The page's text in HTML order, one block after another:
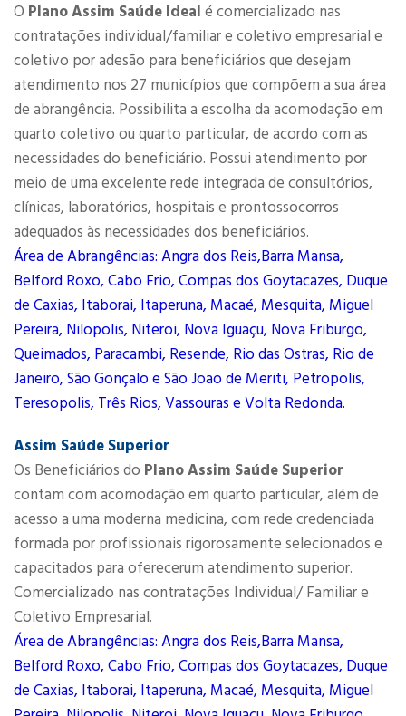
O Plano Assim Saúde Ideal é comercializado nas
contratações individual/familiar e coletivo empresarial e
coletivo por adesão para beneficiários que desejam
atendimento nos 27 municípios que compõem a sua área
de abrangência. Possibilita a escolha da acomodação em
quarto coletivo ou quarto particular, de acordo com as
necessidades do beneficiário. Possui atendimento por
meio de uma excelente rede integrada de consultórios,
clínicas, laboratórios, hospitais e prontossocorros
adequados às necessidades dos beneficiários.
Área de Abrangências: Angra dos Reis,Barra Mansa,
Belford Roxo, Cabo Frio, Compas dos Goytacazes, Duque
de Caxias, Itaborai, Itaperuna, Macaé, Mesquita, Miguel
Pereira, Nilopolis, Niteroi, Nova Iguaçu, Nova Friburgo,
Queimados, Paracambi, Resende, Rio das Ostras, Rio de
Janeiro, São Gonçalo e São Joao de Meriti, Petropolis,
Teresopolis, Três Rios, Vassouras e Volta Redonda.
Assim Saúde Superior
Os Beneficiários do Plano Assim Saúde Superior
contam com acomodação em quarto particular, além de
acesso a uma moderna medicina, com rede credenciada
formada por profissionais rigorosamente selecionados e
capacitados para oferecerum atendimento superior.
Comercializado nas contratações Individual/ Familiar e
Coletivo Empresarial.
Área de Abrangências: Angra dos Reis,Barra Mansa,
Belford Roxo, Cabo Frio, Compas dos Goytacazes, Duque
de Caxias, Itaborai, Itaperuna, Macaé, Mesquita, Miguel